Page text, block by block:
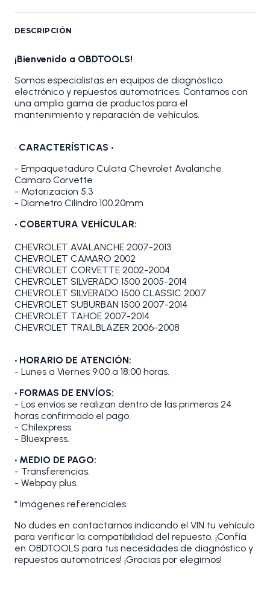
DESCRIPCIÓN
¡Bienvenido a OBDTOOLS!
Somos especialistas en equipos de diagnóstico
electrónico y repuestos automotrices. Contamos con
una amplia gama de productos para el
mantenimiento y reparación de vehículos.
• CARACTERÍSTICAS •
- Empaquetadura Culata Chevrolet Avalanche
Camaro Corvette
- Motorizacion 5.3
- Diametro Cilindro 100.20mm
• COBERTURA VEHÍCULAR:
CHEVROLET AVALANCHE 2007-2013
CHEVROLET CAMARO 2002
CHEVROLET CORVETTE 2002-2004
CHEVROLET SILVERADO 1500 2005-2014
CHEVROLET SILVERADO 1500 CLASSIC 2007
CHEVROLET SUBURBAN 1500 2007-2014
CHEVROLET TAHOE 2007-2014
CHEVROLET TRAILBLAZER 2006-2008
• HORARIO DE ATENCIÓN:
- Lunes a Viernes 9:00 a 18:00 horas.
• FORMAS DE ENVÍOS:
- Los envíos se realizan dentro de las primeras 24
horas confirmado el pago.
- Chilexpress.
- Bluexpress.
• MEDIO DE PAGO:
- Transferencias.
- Webpay plus.
* Imágenes referenciales
No dudes en contactarnos indicando el VIN tu vehículo
para verificar la compatibilidad del repuesto. ¡Confía
en OBDTOOLS para tus necesidades de diagnóstico y
repuestos automotrices! ¡Gracias por elegirnos!